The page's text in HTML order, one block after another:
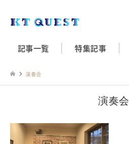
記事一覧 特集記事
演奏会
演奏会